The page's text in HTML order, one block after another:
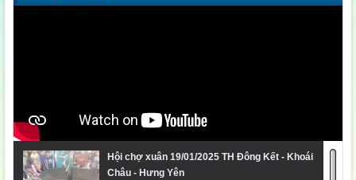
Hội chợ xuân 19/01/2025 TH Đông Kết - Khoái
Châu - Hưng Yên